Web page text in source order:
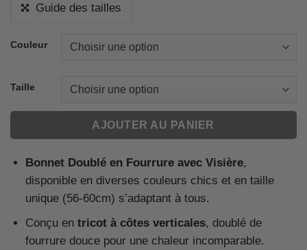
Guide des tailles
Couleur
Taille
AJOUTER AU PANIER
Bonnet Doublé en Fourrure avec Visière,
disponible en diverses couleurs chics et en taille
unique (56-60cm) s’adaptant à tous.
Conçu en tricot à côtes verticales, doublé de
fourrure douce pour une chaleur incomparable.